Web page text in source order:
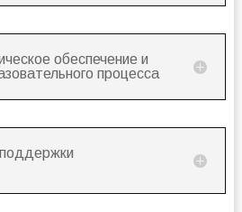
обеспечение и
процесса